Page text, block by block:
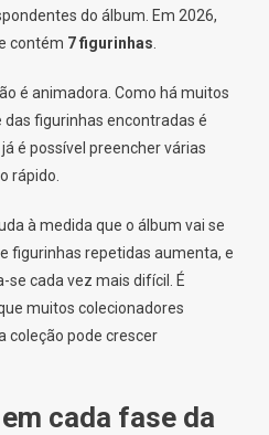
do álbum. Em 2026,
contém 7 figurinhas
é animadora. Como há muitos
figurinhas encontradas é
é possível preencher várias
rápido.
à medida que o álbum vai se
figurinhas repetidas aumenta, e
cada vez mais difícil. É
muitos colecionadores
coleção pode crescer
cada fase da